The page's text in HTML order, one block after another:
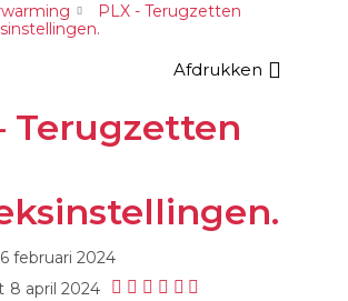
PLX - Terugzetten
Afdrukken
Terugzetten
6 februari 2024
8 april 2024